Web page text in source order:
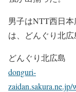
男子はNTT西日
は、どんぐり北広
どんぐり北広島
donguri-